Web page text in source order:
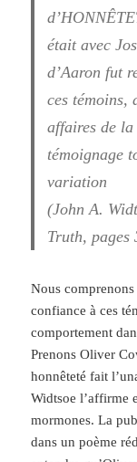
était avec
d’Aaron fut
ces témoins,
affaires de
témoignage
variation
(John A.
Truth, pages
Nous
confiance à ces
comportement
Prenons Oliver
honnêteté fait
Widtsoe l’affirme
mormones. La
dans un poème